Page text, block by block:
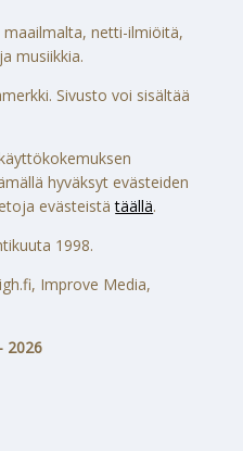
netti-ilmiöitä,
musiikkia.
Sivusto voi sisältää
hyväksyt evästeiden
evästeistätäällä.
1998.
Improve Media,
2026